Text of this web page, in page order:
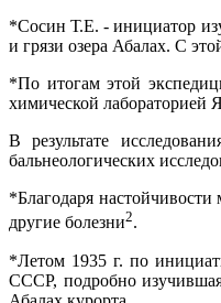
*Сосин Т.Е. - инициатор
и грязи озера Абалах. С
*По итогам этой
химической лабораторией
В результате
бальнеологических
*Благодаря
другие болезни2.
*Летом 1935 г. по
СССР, подробно